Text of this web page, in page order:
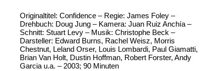
Originaltitel: Confidence – Regie: James Foley –
Drehbuch: Doug Jung – Kamera: Juan Ruiz Anchía –
Schnitt: Stuart Levy – Musik: Christophe Beck –
Darsteller: Edward Burns, Rachel Weisz, Morris
Chestnut, Leland Orser, Louis Lombardi, Paul Giamatti,
Brian Van Holt, Dustin Hoffman, Robert Forster, Andy
Garcia u.a. – 2003; 90 Minuten